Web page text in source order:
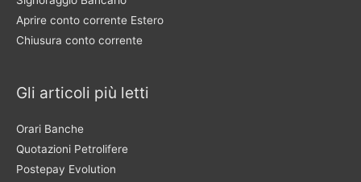
Aprire conto corrente Estero
Chiusura conto corrente
Gli articoli più letti
Orari Banche
Quotazioni Petrolifere
Postepay Evolution